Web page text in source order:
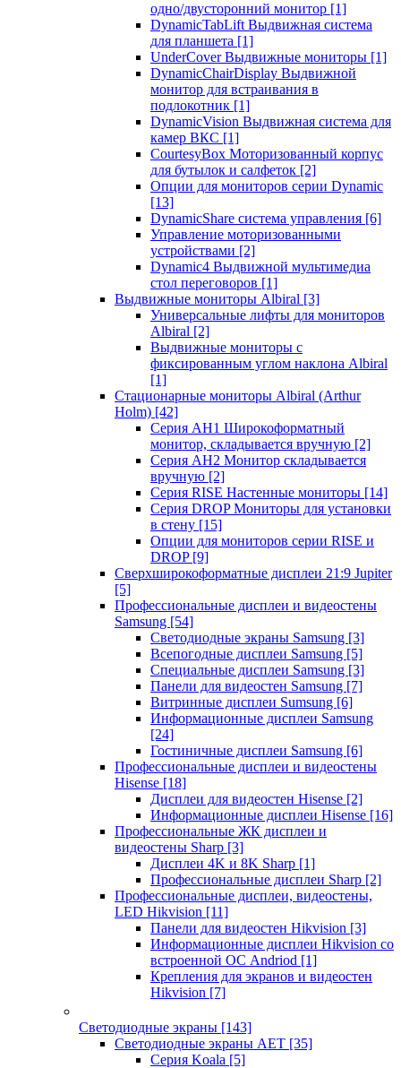
одно/двусторонний монитор [1]
DynamicTabLift Выдвижная система
для планшета [1]
UnderCover Выдвижные мониторы [1]
DynamicChairDisplay Выдвижной
монитор для встраивания в
подлокотник [1]
DynamicVision Выдвижная система для
камер ВКС [1]
CourtesyBox Моторизованный корпус
для бутылок и салфеток [2]
Опции для мониторов серии Dynamic
[13]
DynamicShare система управления [6]
Управление моторизованными
устройствами [2]
Dynamic4 Выдвижной мультимедиа
стол переговоров [1]
Выдвижные мониторы Albiral [3]
Универсальные лифты для мониторов
Albiral [2]
Выдвижные мониторы с
фиксированным углом наклона Albiral
[1]
Стационарные мониторы Albiral (Arthur
Holm) [42]
Серия AH1 Широкоформатный
монитор, складывается вручную [2]
Серия AH2 Монитор складывается
вручную [2]
Серия RISE Настенные мониторы [14]
Серия DROP Мониторы для установки
в стену [15]
Опции для мониторов серии RISE и
DROP [9]
Сверхширокоформатные дисплеи 21:9 Jupiter
[5]
Профессиональные дисплеи и видеостены
Samsung [54]
Светодиодные экраны Samsung [3]
Всепогодные дисплеи Samsung [5]
Специальные дисплеи Samsung [3]
Панели для видеостен Samsung [7]
Витринные дисплеи Sumsung [6]
Информационные дисплеи Samsung
[24]
Гостиничные дисплеи Samsung [6]
Профессиональные дисплеи и видеостены
Hisense [18]
Дисплеи для видеостен Hisense [2]
Информационные дисплеи Hisense [16]
Профессиональные ЖК дисплеи и
видеостены Sharp [3]
Дисплеи 4K и 8K Sharp [1]
Профессиональные дисплеи Sharp [2]
Профессиональные дисплеи, видеостены,
LED Hikvision [11]
Панели для видеостен Hikvision [3]
Информационные дисплеи Hikvision со
встроенной ОС Andriod [1]
Крепления для экранов и видеостен
Hikvision [7]
Светодиодные экраны [143]
Светодиодные экраны AET [35]
Cерия Koala [5]